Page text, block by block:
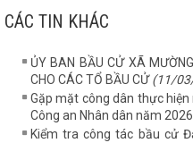
CÁC TIN KHÁC
ỦY BAN BẦU CỬ XÃ
CHO CÁC TỔ BẦU CỬ(11/
Gặp mặt công dân thực
Công an Nhân dân năm 2026
Kiểm tra công tác bầu cử